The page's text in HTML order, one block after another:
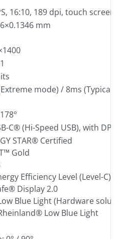
16:10, 189 dpi, touch screen
mm
mode) / 8ms (Typical
C® (Hi-Speed USB), with DP 1.2
STAR® Certified
Gold
Efficiency Level (Level-C)
Display 2.0
Blue Light (Hardware
Low Blue Light